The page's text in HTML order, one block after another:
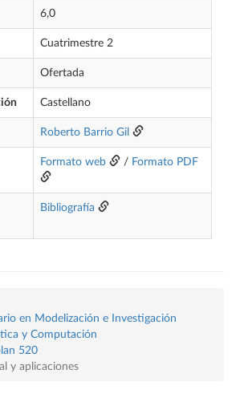
6,0
Cuatrimestre 2
Ofertada
Castellano
Roberto Barrio Gil
Formato web / Formato PDF
Bibliografía
en Modelización e Investigación
y Computación
520
y aplicaciones